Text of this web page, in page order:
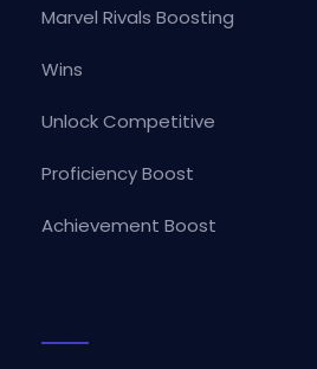
Marvel Rivals Boosting
Wins
Unlock Competitive
Proficiency Boost
Achievement Boost